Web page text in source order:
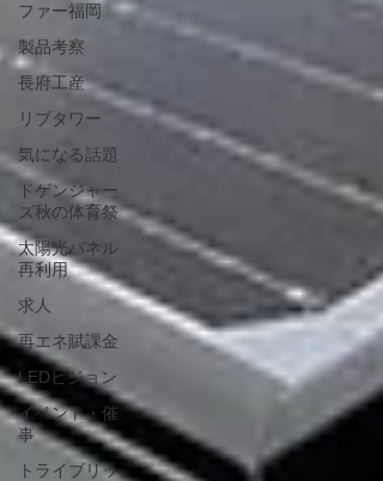
ファー福岡
製品考察
長府工産
リブタワー
気になる話題
ドゲンジャー
ズ秋の体育祭
太陽光パネル
再利用
求人
再エネ賦課金
LEDビジョン
イベント・催
事
トライブリッ